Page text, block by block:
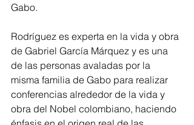
Gabo.
Rodríguez es experta en la vida y obra
de Gabriel García Márquez y es una
de las personas avaladas por la
misma familia de Gabo para realizar
conferencias alrededor de la vida y
obra del Nobel colombiano, haciendo